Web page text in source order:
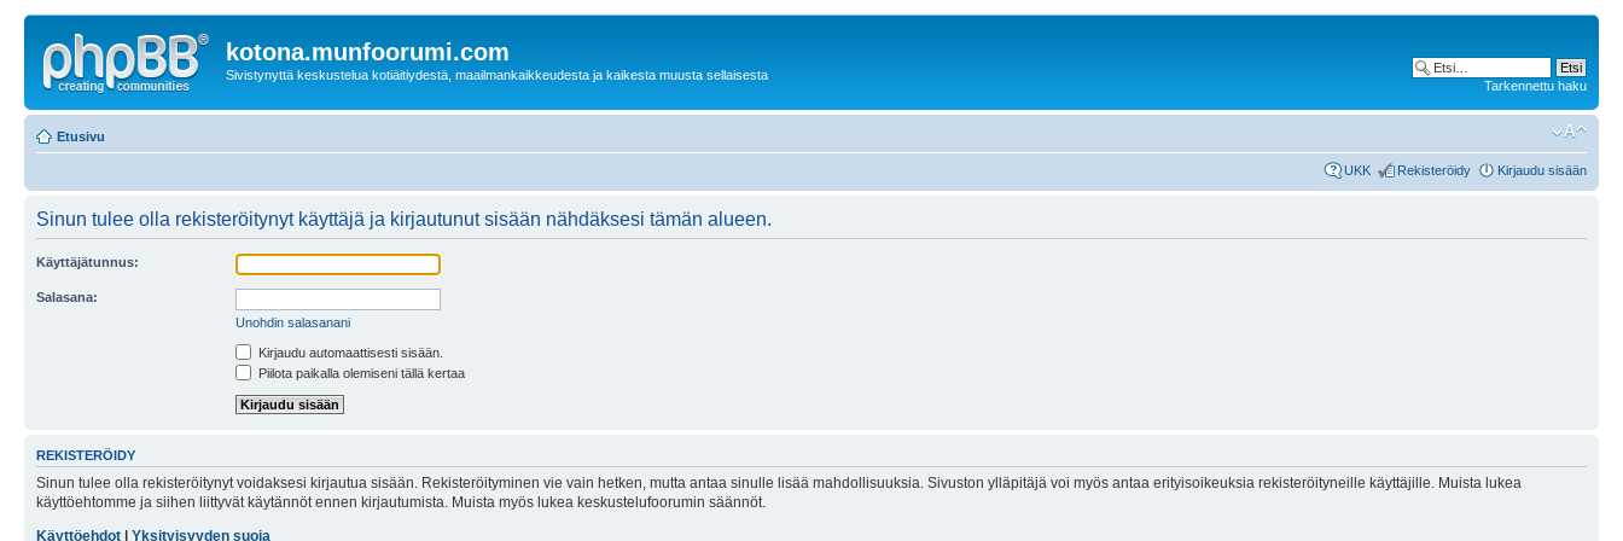
kotona.munfoorumi.com
Sivistynyttä keskustelua kotiäitiydestä, maailmankaikkeudesta ja kaikesta muusta sellaisesta
Tarkennettu haku
Etusivu
UKK Rekisteröidy Kirjaudu sisään
Sinun tulee olla rekisteröitynyt käyttäjä ja kirjautunut sisään nähdäksesi tämän alueen.
Käyttäjätunnus:
Salasana:
Unohdin salasanani
Kirjaudu automaattisesti sisään.
Piilota paikalla olemiseni tällä kertaa
REKISTERÖIDY
Sinun tulee olla rekisteröitynyt voidaksesi kirjautua sisään. Rekisteröityminen vie vain hetken, mutta antaa sinulle lisää mahdollisuuksia. Sivuston ylläpitäjä voi myös antaa erityisoikeuksia rekisteröityneille käyttäjille. Muista lukea
käyttöehtomme ja siihen liittyvät käytännöt ennen kirjautumista. Muista myös lukea keskustelufoorumin säännöt.
Käyttöehdot
Yksityisyyden suoja